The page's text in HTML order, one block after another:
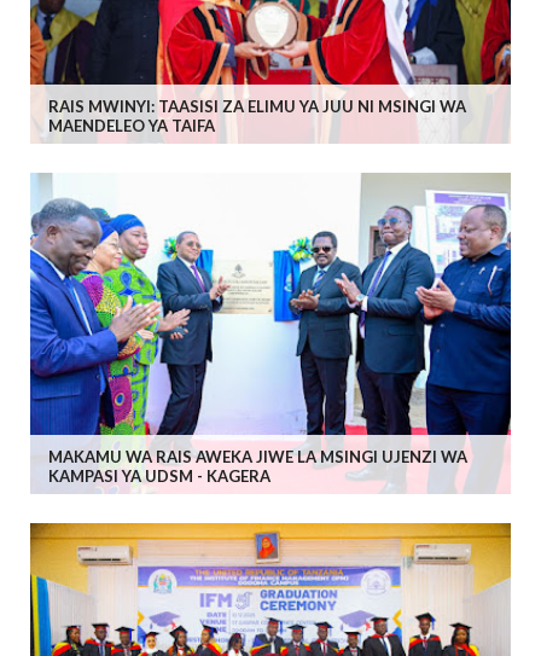
RAIS MWINYI: TAASISI ZA ELIMU YA JUU NI MSINGI WA
MAENDELEO YA TAIFA
MAKAMU WA RAIS AWEKA JIWE LA MSINGI UJENZI WA
KAMPASI YA UDSM - KAGERA